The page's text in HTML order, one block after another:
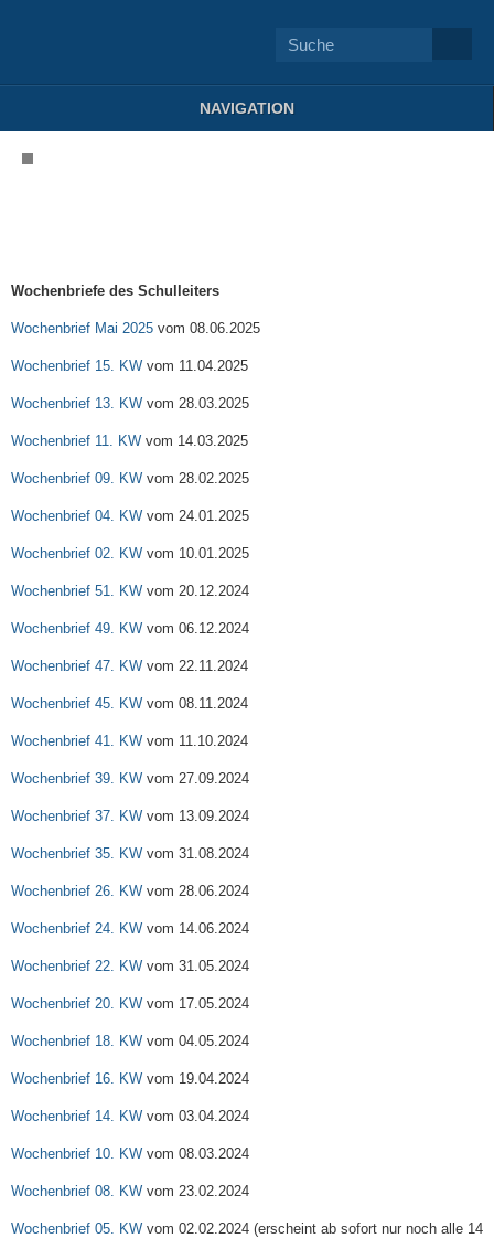
NAVIGATION
Wochenbriefe des Schulleiters
Wochenbrief Mai 2025 vom 08.06.2025
Wochenbrief 15. KW vom 11.04.2025
Wochenbrief 13. KW vom 28.03.2025
Wochenbrief 11. KW vom 14.03.2025
Wochenbrief 09. KW vom 28.02.2025
Wochenbrief 04. KW vom 24.01.2025
Wochenbrief 02. KW vom 10.01.2025
Wochenbrief 51. KW vom 20.12.2024
Wochenbrief 49. KW vom 06.12.2024
Wochenbrief 47. KW vom 22.11.2024
Wochenbrief 45. KW vom 08.11.2024
Wochenbrief 41. KW vom 11.10.2024
Wochenbrief 39. KW vom 27.09.2024
Wochenbrief 37. KW vom 13.09.2024
Wochenbrief 35. KW vom 31.08.2024
Wochenbrief 26. KW vom 28.06.2024
Wochenbrief 24. KW vom 14.06.2024
Wochenbrief 22. KW vom 31.05.2024
Wochenbrief 20. KW vom 17.05.2024
Wochenbrief 18. KW vom 04.05.2024
Wochenbrief 16. KW vom 19.04.2024
Wochenbrief 14. KW vom 03.04.2024
Wochenbrief 10. KW vom 08.03.2024
Wochenbrief 08. KW vom 23.02.2024
Wochenbrief 05. KW vom 02.02.2024 (erscheint ab sofort nur noch alle 14